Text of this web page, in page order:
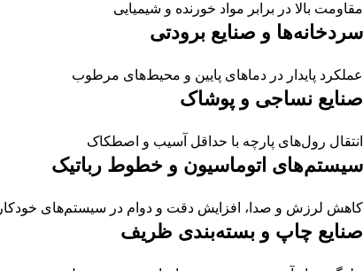
مقاومت بالا در برابر مواد خورنده و شیمیایی
سردخانه‌ها و صنایع برودتی
عملکرد پایدار در دماهای پایین و محیط‌های مرطوب
صنایع نساجی و پوشاک
انتقال رول‌های پارچه با حداقل آسیب و اصطکاک
سیستم‌های اتوماسیون و خطوط رباتیک
کاهش لرزش و صدا، افزایش دقت و دوام در سیستم‌های خودکار
صنایع چاپ و بسته‌بندی ظریف